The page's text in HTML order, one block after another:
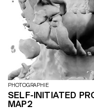
PHOTOGRAPHIE
SELF-INITIATED
MAP2